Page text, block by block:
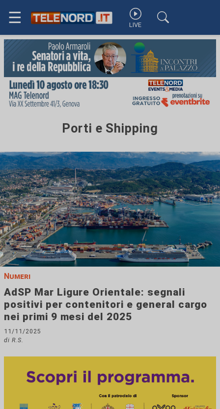
☰ LIVE
Porti e Shipping
Numeri
AdSP Mar Ligure Orientale: segnali
positivi per contenitori e general cargo
nei primi 9 mesi del 2025
11/11/2025
di R.S.